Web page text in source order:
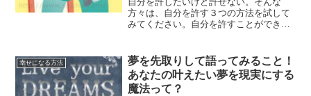
方々は、自分を許す３つの方法を試して
みてください。自分を許すことができる
ていきませんか？
幸せになる方法
夢を先取りして語ってみること！
あなたの叶えたい夢を現実にする
魔法って？